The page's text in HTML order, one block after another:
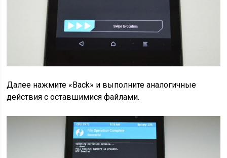
Далее нажмите «Back» и выполните аналогичные
действия с оставшимися файлами.